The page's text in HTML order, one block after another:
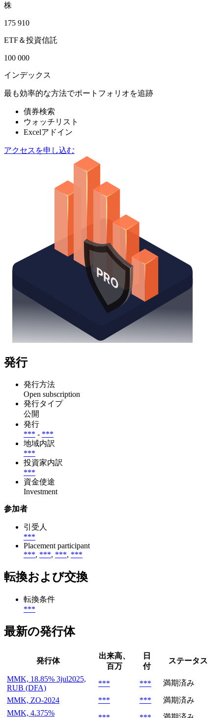
株
175 910
ETF＆投資信託
100 000
インデックス
最も効率的な方法でポートフォリオを追跡
債券検索
ウォッチリスト
Excelアドイン
アクセスを申し込む
発行
発行方法
Open subscription
発行タイプ
公開
発行
*** - ***
地域内訳
***
投資家内訳
***
資金使途
Investment
参加者
引受人
***
Placement participant
***, ***, ***, ***
転換および交換
転換条件
***
最新の発行体
発行体
出来高、
百万
日
付
ステータス
MMK, 18.85% 3jul2025,
RUB (DFA)
*** *** 満期済み
MMK, ZO-2024 *** ***
満期済み
MMK, 4.375%